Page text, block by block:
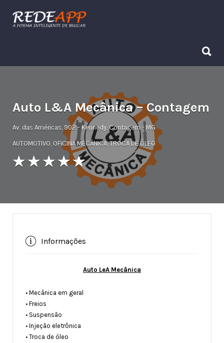
Procurar:
Auto L&A Mecânica – Contagem
Av. das Américas, 902 - Kennedy, Contagem - MG
AUTOMOTIVO, OFICINA MECÂNICA,TROCA DE ÓLEO
Informações
Auto LeA Mecânica
• Mecânica em geral
• Freios
• Suspensão
• Injeção eletrônica
• Troca de óleo